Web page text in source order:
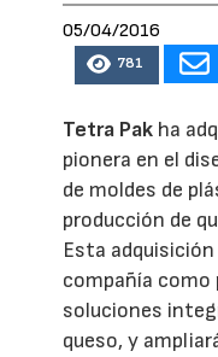
05/04/2016
781
Tetra Pak ha
pionera en el
de moldes de
producción de
Esta
compañía como
soluciones
queso, y